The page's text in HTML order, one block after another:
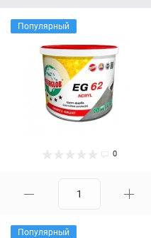
Популярный
0
Популярный